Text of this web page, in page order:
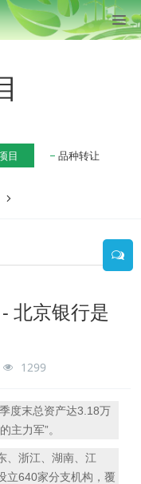
目 品种转让
北京银行是
1299
度末总资产达3.18万
主力军”。
浙江、湖南、江
立640家分支机构，覆